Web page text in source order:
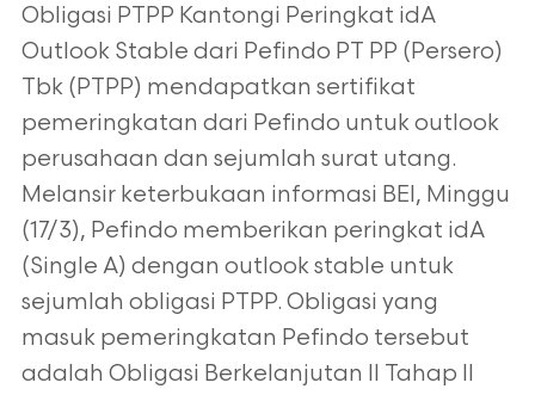
Obligasi PTPP Kantongi Peringkat idA
Outlook Stable dari Pefindo PT PP (Persero)
Tbk (PTPP) mendapatkan sertifikat
pemeringkatan dari Pefindo untuk outlook
perusahaan dan sejumlah surat utang.
Melansir keterbukaan informasi BEI, Minggu
(17/3), Pefindo memberikan peringkat idA
(Single A) dengan outlook stable untuk
sejumlah obligasi PTPP. Obligasi yang
masuk pemeringkatan Pefindo tersebut
adalah Obligasi Berkelanjutan II Tahap II